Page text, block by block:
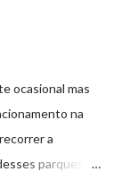
ocasional mas
na
a
parques de